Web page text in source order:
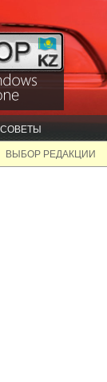
ВЫБОР РЕДАКЦИИ